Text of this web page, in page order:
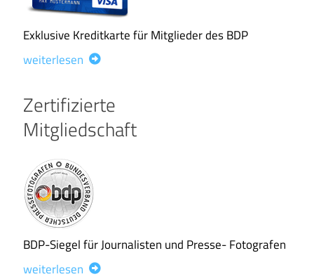
Exklusive Kreditkarte für Mitglieder des BDP
weiterlesen
Zertifizierte
Mitgliedschaft
BDP-Siegel für Journalisten und Presse- Fotografen
weiterlesen